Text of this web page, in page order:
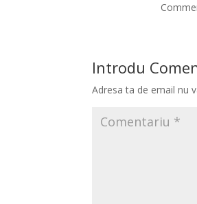
Introdu
Adresa ta de email nu